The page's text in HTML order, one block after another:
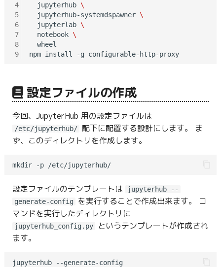
4
5
6
7
8
9
  jupyterhub
\
  jupyterhub-systemdspawner
\
  jupyterlab
\
  notebook
\
  wheel
npm install -g configurable-http-proxy
設定ファイルの作成
今回、JupyterHub 用の設定ファイルは
/etc/jupyterhub/ 配下に配置する設計にします。 ま
ず、このディレクトリを作成します。
mkdir -p /etc/jupyterhub/
設定ファイルのテンプレートは
jupyterhub --
generate-config
を実行することで作成出来ます。 コ
マンドを実行したディレクトリに
jupyterhub_config.py
というテンプレートが作成され
ます。
jupyterhub --generate-config